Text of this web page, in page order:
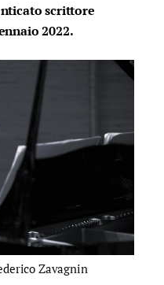
scrittore
2022.
Zavagnin